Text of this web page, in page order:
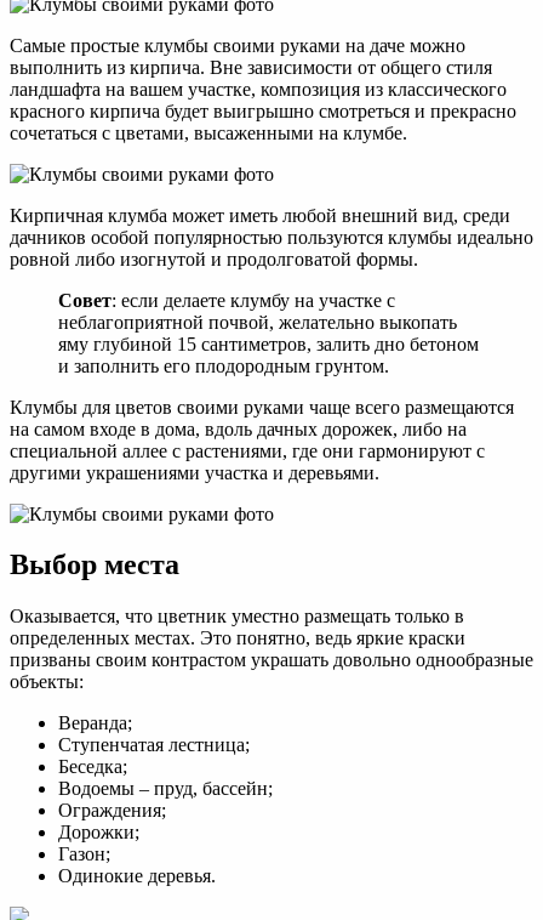
Самые простые клумбы своими руками на даче можно
выполнить из кирпича. Вне зависимости от общего стиля
ландшафта на вашем участке, композиция из классического
красного кирпича будет выигрышно смотреться и прекрасно
сочетаться с цветами, высаженными на клумбе.
Кирпичная клумба может иметь любой внешний вид, среди
дачников особой популярностью пользуются клумбы идеально
ровной либо изогнутой и продолговатой формы.
Совет: если делаете клумбу на участке с
неблагоприятной почвой, желательно выкопать
яму глубиной 15 сантиметров, залить дно бетоном
и заполнить его плодородным грунтом.
Клумбы для цветов своими руками чаще всего размещаются
на самом входе в дома, вдоль дачных дорожек, либо на
специальной аллее с растениями, где они гармонируют с
другими украшениями участка и деревьями.
Выбор места
Оказывается, что цветник уместно размещать только в
определенных местах. Это понятно, ведь яркие краски
призваны своим контрастом украшать довольно однообразные
объекты:
Веранда;
Ступенчатая лестница;
Беседка;
Водоемы – пруд, бассейн;
Ограждения;
Дорожки;
Газон;
Одинокие деревья.